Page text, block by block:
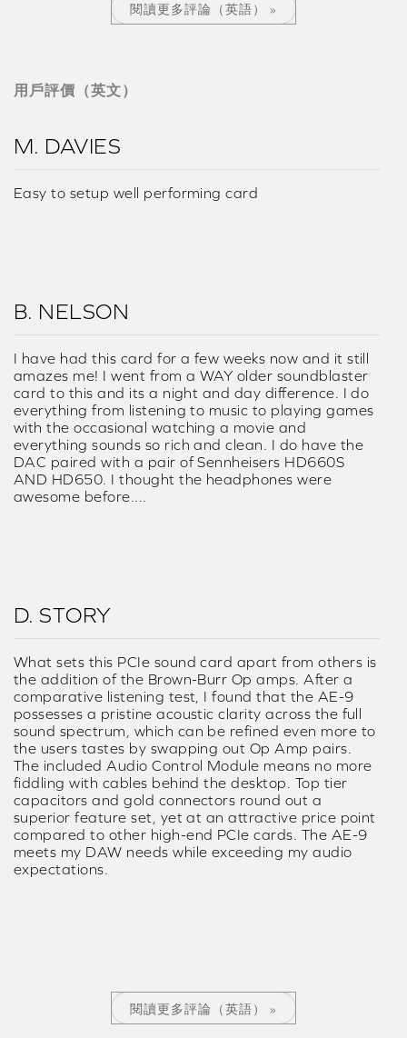
閱讀更多評論（英語） »
用戶評價（英文）
M. DAVIES
Easy to setup well performing card
B. NELSON
I have had this card for a few weeks now and it still
amazes me! I went from a WAY older soundblaster
card to this and its a night and day difference. I do
everything from listening to music to playing games
with the occasional watching a movie and
everything sounds so rich and clean. I do have the
DAC paired with a pair of Sennheisers HD660S
AND HD650. I thought the headphones were
awesome before....
D. STORY
What sets this PCIe sound card apart from others is
the addition of the Brown-Burr Op amps. After a
comparative listening test, I found that the AE-9
possesses a pristine acoustic clarity across the full
sound spectrum, which can be refined even more to
the users tastes by swapping out Op Amp pairs.
The included Audio Control Module means no more
fiddling with cables behind the desktop. Top tier
capacitors and gold connectors round out a
superior feature set, yet at an attractive price point
compared to other high-end PCIe cards. The AE-9
meets my DAW needs while exceeding my audio
expectations.
閱讀更多評論（英語） »